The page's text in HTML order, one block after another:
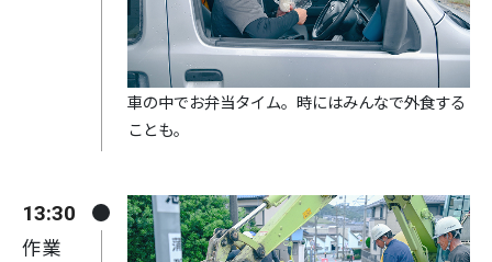
車の中でお弁当タイム。時にはみんなで外食する
ことも。
13:30
作業